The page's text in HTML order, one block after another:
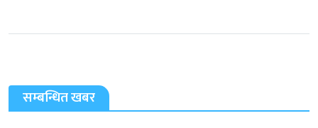
सम्बन्धित खबर